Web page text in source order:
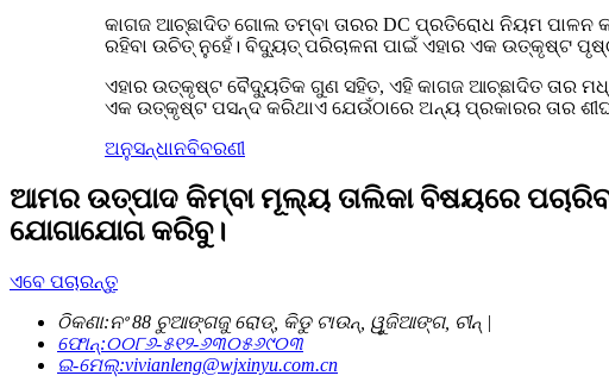
କାଗଜ ଆଚ୍ଛାଦିତ ଗୋଲ ତମ୍ବା ତାରର DC ପ୍ରତିରୋଧ ନିୟମ ପାଳନ
ରହିବା ଉଚିତ୍ ନୁହେଁ। ବିଦ୍ୟୁତ୍ ପରିଚାଳନା ପାଇଁ ଏହାର ଏକ ଉତ୍କୃଷ୍ଟ
ଏହାର ଉତ୍କୃଷ୍ଟ ବୈଦ୍ୟୁତିକ ଗୁଣ ସହିତ, ଏହି କାଗଜ ଆଚ୍ଛାଦିତ ତାର
ଏକ ଉତ୍କୃଷ୍ଟ ପସନ୍ଦ କରିଥାଏ ଯେଉଁଠାରେ ଅନ୍ୟ ପ୍ରକାରର ତାର
ଅନୁସନ୍ଧାନବିବରଣୀ
ଆମର ଉତ୍ପାଦ କିମ୍ବା ମୂଲ୍ୟ ତାଲିକା ବିଷୟରେ
ଯୋଗାଯୋଗ କରିବୁ।
ଏବେ ପଚାରନ୍ତୁ
ଠିକଣା:ନଂ 88 ଚୁଆଙ୍ଗଜୁ ରୋଡ୍, କିଡୁ ଟାଉନ୍, ୱୁଜିଆଙ୍ଗ, ଚୀନ୍ |
ଫୋନ୍:୦୦୮୬-୫୧୨-୬୩୦୫୬୯୦୩
ଇ-ମେଲ୍:vivianleng@wjxinyu.com.cn